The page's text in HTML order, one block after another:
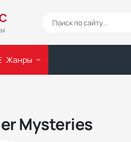
Жанры
Mysteries